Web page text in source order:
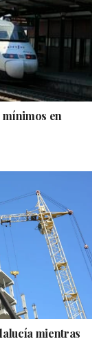
mínimos en
mientras